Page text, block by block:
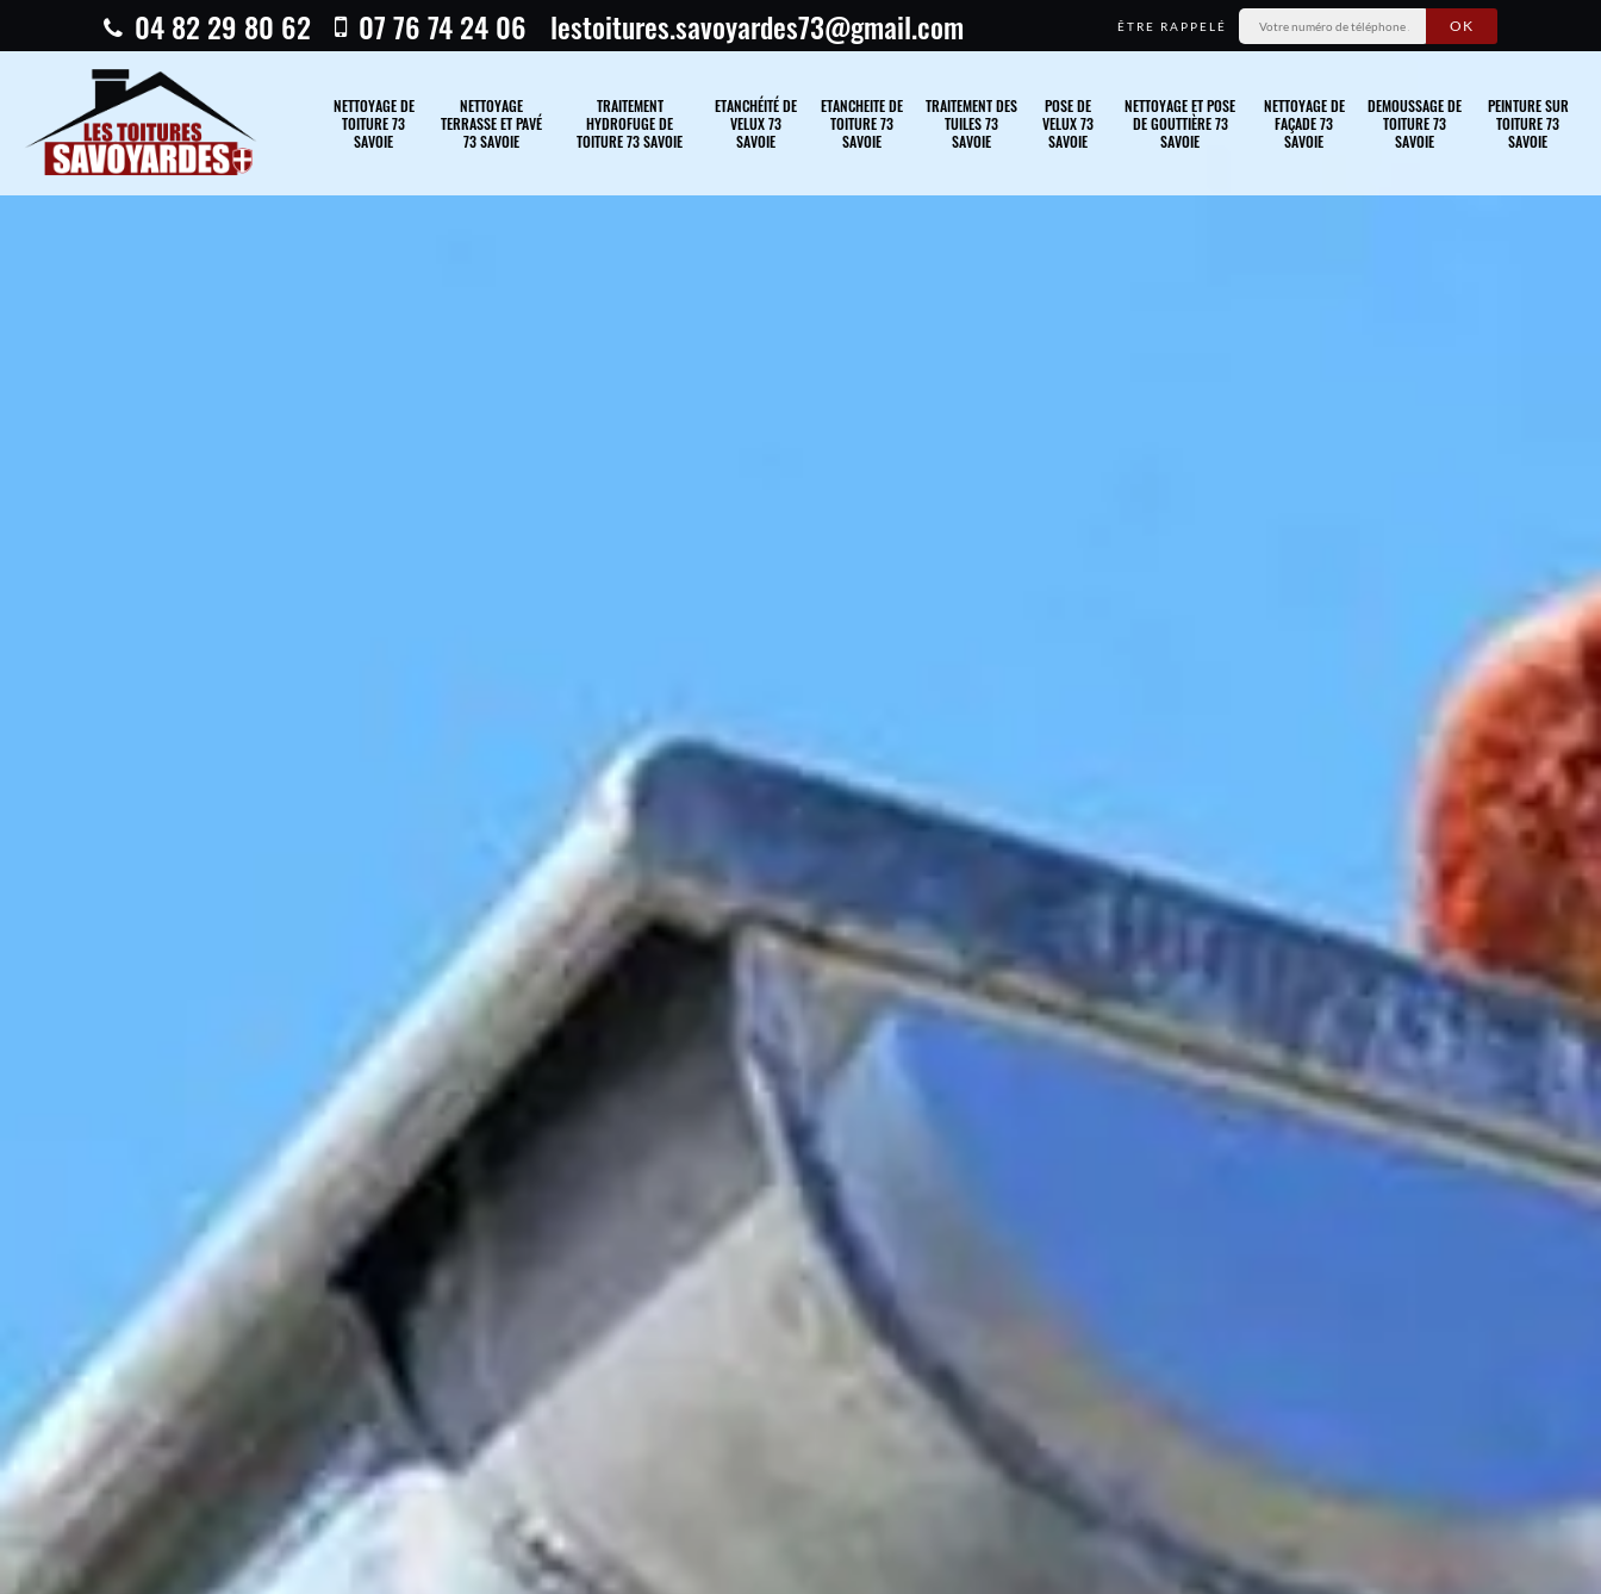
04 82 29 80 62 07 76 74 24 06 lestoitures.savoyardes73@gmail.com ÊTRE RAPPELÉ
NETTOYAGE DE
TOITURE 73
SAVOIE
NETTOYAGE
TERRASSE ET PAVÉ
73 SAVOIE
TRAITEMENT
HYDROFUGE DE
TOITURE 73 SAVOIE
ETANCHÉITÉ DE
VELUX 73
SAVOIE
ETANCHEITE DE
TOITURE 73
SAVOIE
TRAITEMENT DES
TUILES 73
SAVOIE
POSE DE
VELUX 73
SAVOIE
NETTOYAGE ET POSE
DE GOUTTIÈRE 73
SAVOIE
NETTOYAGE DE
FAÇADE 73
SAVOIE
DEMOUSSAGE DE
TOITURE 73
SAVOIE
PEINTURE SUR
TOITURE 73
SAVOIE